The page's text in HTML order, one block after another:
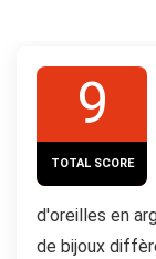
9
TOTAL SCORE
d'oreilles en
de bijoux